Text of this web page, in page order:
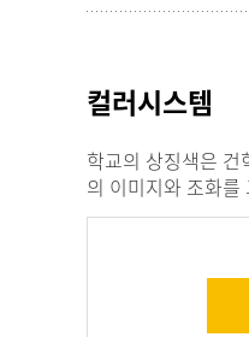
컬러시스템
학교의 상징색은
의 이미지와 조화